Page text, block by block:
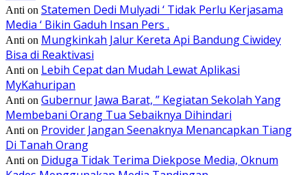
Anti on Statemen Dedi Mulyadi ‘ Tidak Perlu Kerjasama
Media ‘ Bikin Gaduh Insan Pers .
Anti on Mungkinkah Jalur Kereta Api Bandung Ciwidey
Bisa di Reaktivasi
Anti on Lebih Cepat dan Mudah Lewat Aplikasi
MyKahuripan
Anti on Gubernur Jawa Barat, ” Kegiatan Sekolah Yang
Membebani Orang Tua Sebaiknya Dihindari
Anti on Provider Jangan Seenaknya Menancapkan Tiang
Di Tanah Orang
Anti on Diduga Tidak Terima Diekpose Media, Oknum